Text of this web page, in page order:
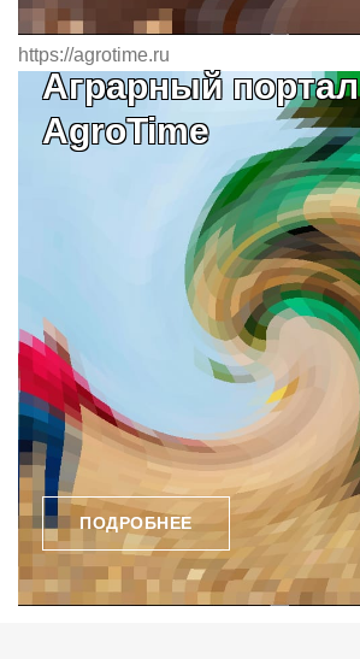
https://agrotime.ru
Аграрный портал
AgroTime
ПОДРОБНЕЕ